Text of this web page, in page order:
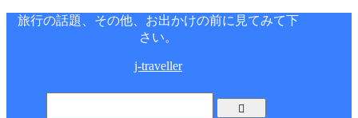
旅行の話題、その他、お出かけの前に見てみて下
さい。
j-traveller